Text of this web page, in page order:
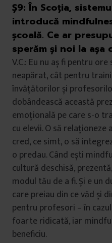
Ș9:În Scoția,
introducă
școală. Ce ar
sperăm și noi la așa
V.C.: Eu nu aș fi pentru
neapărat, cât pentru
învățătorilor și
dobândească această
emoțională pe care s-o
cu elevii. O să
cred, ce simt, o să
o predau. Când ești
cultură deschisă,
modul tău de a fi. Și e un
care preiau din ce văd și
pentru profesori – în
foarte ridicată, iar
beneficiu.